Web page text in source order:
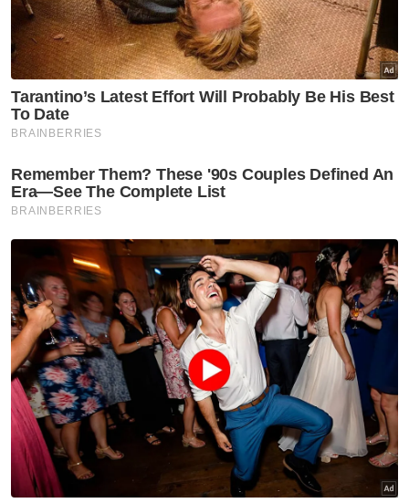
Ahmad Zahid berkata, kerajaan sentiasa
mengutamakan langkah strategik dan
bersepadu bagi menangani masalah sosial.
Artikel Berkaitan:
perkhidmatan awam
'Muhyiddin perlu terima akibat keceluparannya' -
Ahmad Zahid
Zahid
Ketika mempengerusikan MSN pada 2017,
beliau menggariskan empat elemen penting
digariskan iaitu memperkukuh pendidikan
agama, memperkasa institusi kekeluargaan
untuk membimbing anak-anak, memupuk
nilai moral dalam komuniti serta menyokong
platform penyelidikan bagi memahami dan
mencari penyelesaian terhadap isu sosial.